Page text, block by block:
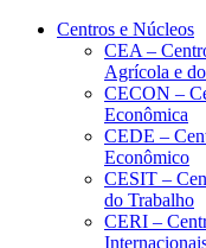
Conteúdo principal Menu
Centros e Núcleos
CEA –
Agrícola e
CECON –
Econômica
CEDE –
Econômico
CESIT –
do Trabalho
CERI –